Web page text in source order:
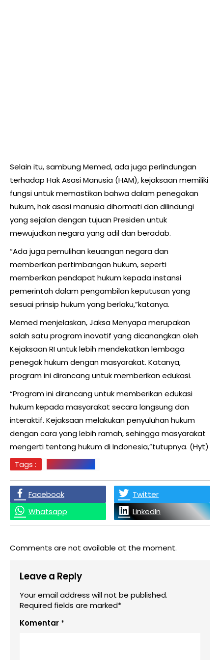
Selain itu, sambung Memed, ada juga perlindungan
terhadap Hak Asasi Manusia (HAM), kejaksaan memiliki
fungsi untuk memastikan bahwa dalam penegakan
hukum, hak asasi manusia dihormati dan dilindungi
yang sejalan dengan tujuan Presiden untuk
mewujudkan negara yang adil dan beradab.
“Ada juga pemulihan keuangan negara dan
memberikan pertimbangan hukum, seperti
memberikan pendapat hukum kepada instansi
pemerintah dalam pengambilan keputusan yang
sesuai prinsip hukum yang berlaku,”katanya.
Memed menjelaskan, Jaksa Menyapa merupakan
salah satu program inovatif yang dicanangkan oleh
Kejaksaan RI untuk lebih mendekatkan lembaga
penegak hukum dengan masyarakat. Katanya,
program ini dirancang untuk memberikan edukasi.
“Program ini dirancang untuk memberikan edukasi
hukum kepada masyarakat secara langsung dan
interaktif. Kejaksaan melakukan penyuluhan hukum
dengan cara yang lebih ramah, sehingga masyarakat
mengerti tentang hukum di Indonesia,”tutupnya. (Hyt)
Tags :
Facebook
Twitter
Whatsapp
LinkedIn
Comments are not available at the moment.
Leave a Reply
Your email address will not be published.
Required fields are marked*
Komentar *